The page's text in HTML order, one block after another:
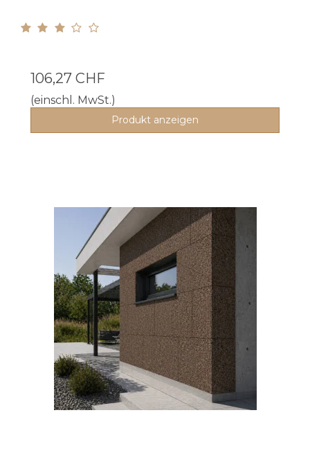
106,27 CHF
(einschl. MwSt.)
Produkt anzeigen